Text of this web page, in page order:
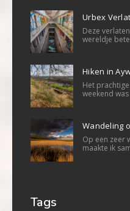
Urbex
Deze
wereldje
Hiken in
Het
weekend
Wandeling
Op een zeer
maakte ik
Tags